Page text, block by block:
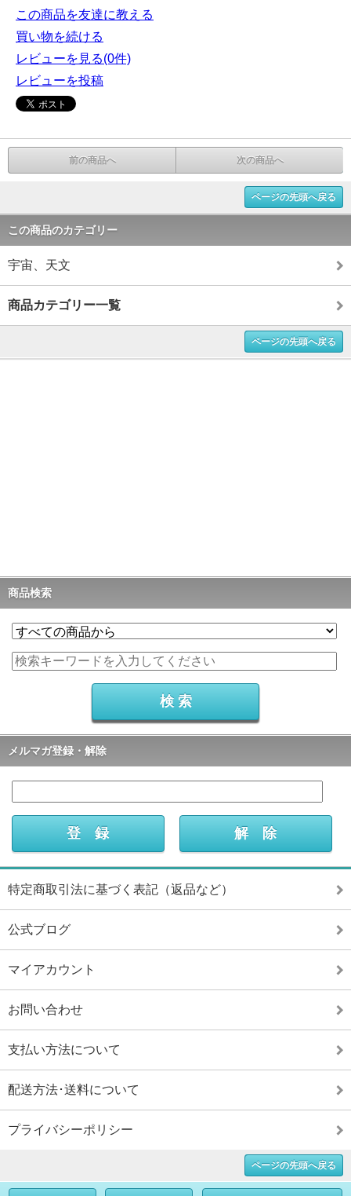
この商品を友達に教える
買い物を続ける
レビューを見る(0件)
レビューを投稿
前の商品へ 次の商品へ
ページの先頭へ戻る
この商品のカテゴリー
宇宙、天文
商品カテゴリー一覧
ページの先頭へ戻る
商品検索
メルマガ登録・解除
特定商取引法に基づく表記（返品など）
公式ブログ
マイアカウント
お問い合わせ
支払い方法について
配送方法･送料について
プライバシーポリシー
ページの先頭へ戻る